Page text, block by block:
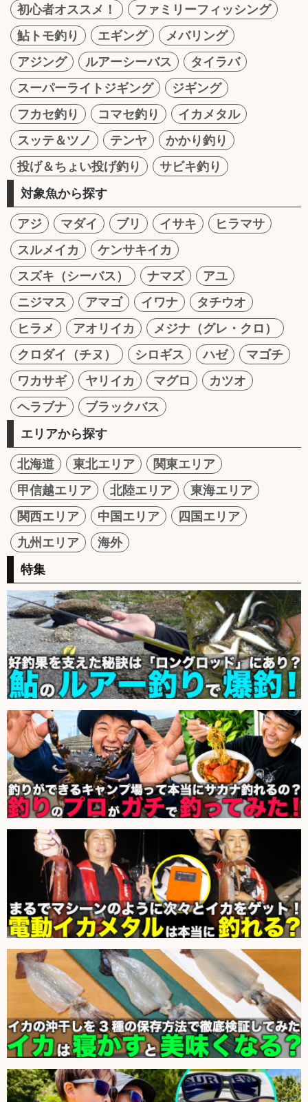
初心者オススメ！
ファミリーフィッシング
鮎トモ釣り
エギング
メバリング
アジング
ルアーシーバス
タイラバ
スーパーライトジギング
ジギング
フカセ釣り
コマセ釣り
イカメタル
スッテ＆ツノ
テンヤ
かかり釣り
投げ＆ちょい投げ釣り
サビキ釣り
対象魚から探す
アジ マダイ ブリ イサキ
ヒラマサ
スルメイカ
ケンサキイカ
スズキ（シーバス）
ナマズ
アユ
ニジマス
アマゴ イワナ
タチウオ
ヒラメ
アオリイカ
メジナ（グレ・クロ）
クロダイ（チヌ）
シロギス ハゼ
マゴチ
ワカサギ
ヤリイカ マグロ
カツオ
ヘラブナ
ブラックバス
エリアから探す
北海道 東北エリア
関東エリア
甲信越エリア
北陸エリア
東海エリア
関西エリア
中国エリア
四国エリア
九州エリア
海外
特集